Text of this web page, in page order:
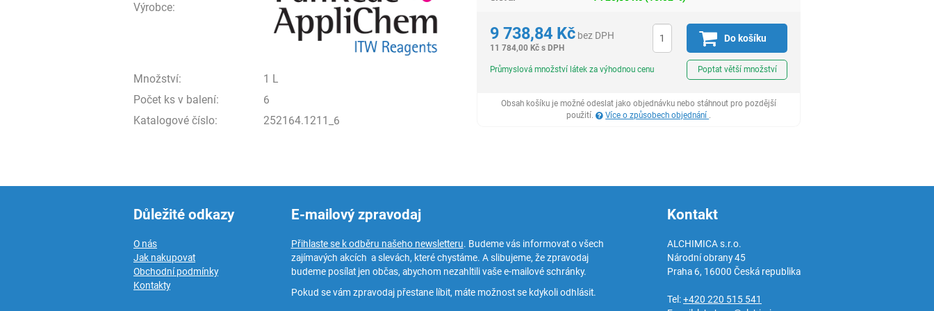
Výrobce:
Množství:
1 L
Počet ks v balení:
6
Katalogové číslo:
252164.1211_6
9 738,84 Kč bez DPH
11 784,00 Kč s DPH
Do košíku
Průmyslová množství látek za výhodnou cenu Poptat větší množství
Obsah košíku je možné odeslat jako objednávku nebo stáhnout pro pozdější
použití.
Více o způsobech objednání
Důležité odkazy
O nás
Jak nakupovat
Obchodní podmínky
Kontakty
E-mailový zpravodaj
Přihlaste se k odběru našeho newsletteru. Budeme vás informovat o všech
zajímavých akcích a slevách, které chystáme. A slibujeme, že zpravodaj
budeme posílat jen občas, abychom nezahltili vaše e-mailové schránky.
Pokud se vám zpravodaj přestane líbit, máte možnost se kdykoli odhlásit.
Kontakt
ALCHIMICA s.r.o.
Národní obrany 45
Praha 6, 16000 Česká republika
Tel:+420 220 515 541